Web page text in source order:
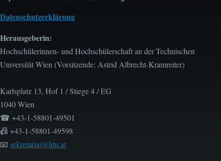
Datenschutzerklärung
Herausgeberin:
Hochschülerinnen- und Hochschülerschaft an der Technischen
Universität Wien (Vorsitzende: Astrid Albrecht-Kramreiter)
Karlsplatz 13, Hof 1 / Stiege 4 / EG
1040 Wien
☎ +43-1-58801-49501
📠 +43-1-58801-49598
📧 sekretariat@htu.at